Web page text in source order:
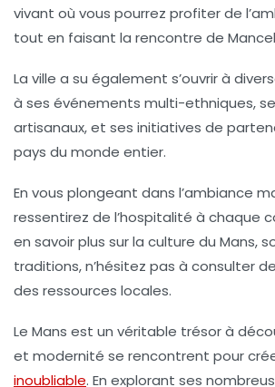
vivant où vous pourrez profiter de
tout en faisant la rencontre de
La ville a su également s’ouvrir à
à ses événements multi-ethniques,
artisanaux, et ses initiatives de
pays du monde entier.
En vous plongeant dans l’ambiance
ressentirez de l’hospitalité à chaque
en savoir plus sur la culture du Mans,
traditions, n’hésitez pas à consulter
des ressources locales.
Le Mans est un véritable trésor à
et modernité se rencontrent pour
inoubliable. En explorant ses